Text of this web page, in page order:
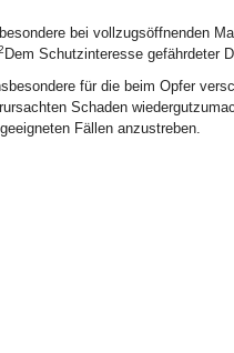
bei vollzugsöffnenden
Dem Schutzinteresse gefährdeter
für die beim Opfer
Schaden
Fällen anzustreben.